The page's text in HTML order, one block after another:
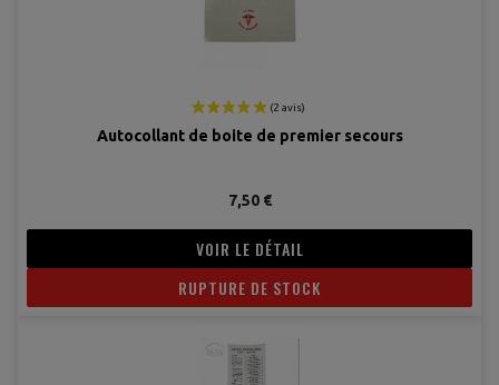
Autocollant de boite de premier secours
7,50 €
VOIR LE DÉTAIL
RUPTURE DE STOCK